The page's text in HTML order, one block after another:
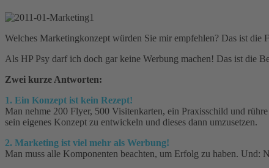
Welches Marketingkonzept würden Sie mir empfehlen? Das ist die
Als HP Psy darf ich doch gar keine Werbung machen! Das ist die
Zwei kurze Antworten:
1. Ein Konzept ist kein Rezept!
Man nehme 200 Flyer, 500 Visitenkarten, ein Praxisschild und
sein eigenes Konzept zu entwickeln und dieses dann umzusetzen.
2. Marketing ist viel mehr als Werbung!
Man muss alle Komponenten beachten, um Erfolg zu haben.